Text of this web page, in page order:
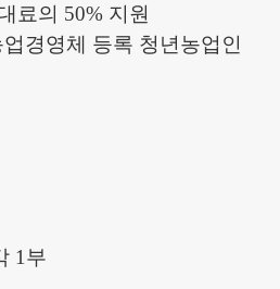
료의 50% 지원
경영체 등록 청년농업인
1 부